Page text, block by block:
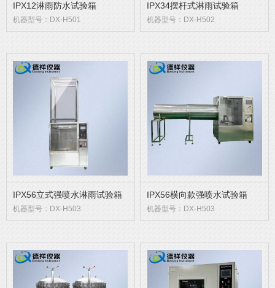
IPX12淋雨防水试验箱
机器型号：DX-H501
IPX34摆杆式淋雨试验箱
机器型号：DX-H502
IPX56立式强喷水淋雨试验箱
机器型号：DX-H503
IPX56横向款强喷水试验箱
机器型号：DX-H503